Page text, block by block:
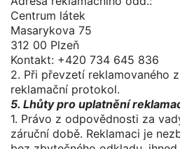
Centrum látek
Masarykova 75
312 00 Plzeň
Kontakt: +420 734 645 836
2. Při převzetí reklamovaného
reklamační protokol.
5. Lhůty pro uplatnění
1. Právo z odpovědnosti za
záruční době. Reklamaci je